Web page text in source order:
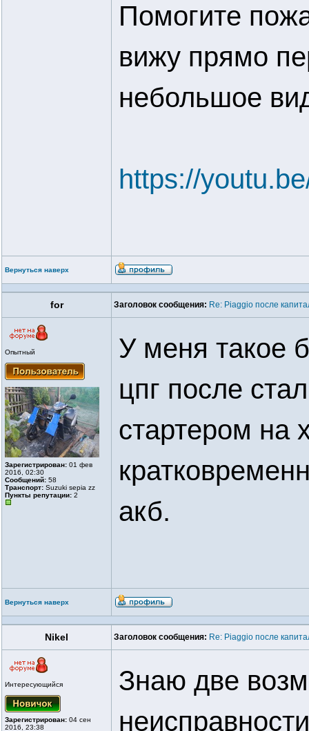
Помогите
вижу прямо
небольшое
https://
Вернуться наверх
for Заголовок сообщения: Re: Piaggio после
Опытный
Зарегистрирован: 01 фев
2016, 02:30
Сообщений: 58
Транспорт: Suzuki sepia zz
Пункты репутации: 2
У меня такое
цпг после
стартером на
акб.
Вернуться наверх
Nikel Заголовок сообщения: Re: Piaggio после
Интересующийся
Зарегистрирован: 04 сен
2016, 23:38
Знаю две